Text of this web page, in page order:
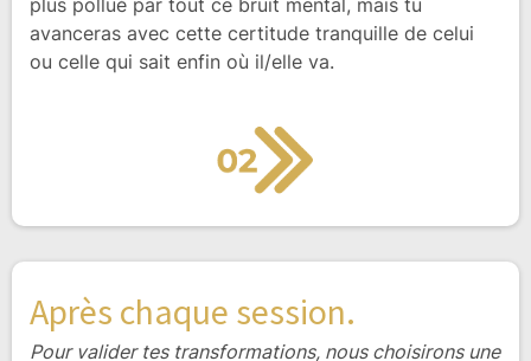
plus pollué par tout ce bruit mental, mais tu
avanceras avec cette certitude tranquille de celui
ou celle qui sait enfin où il/elle va.
Après chaque session.
Pour valider tes transformations, nous choisirons une